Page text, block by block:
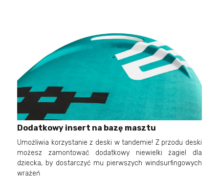
Dodatkowy insert na bazę masztu
Umożliwia korzystanie z deski w tandemie! Z przodu deski
możesz zamontować dodatkowy niewielki żagiel dla
dziecka, by dostarczyć mu pierwszych windsurfingowych
wrażeń